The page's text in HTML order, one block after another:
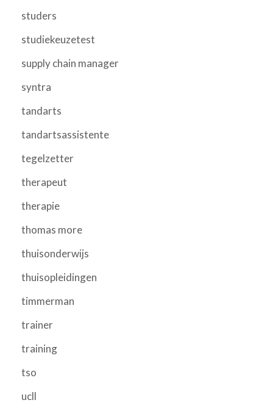
studers
studiekeuzetest
supply chain manager
syntra
tandarts
tandartsassistente
tegelzetter
therapeut
therapie
thomas more
thuisonderwijs
thuisopleidingen
timmerman
trainer
training
tso
ucll